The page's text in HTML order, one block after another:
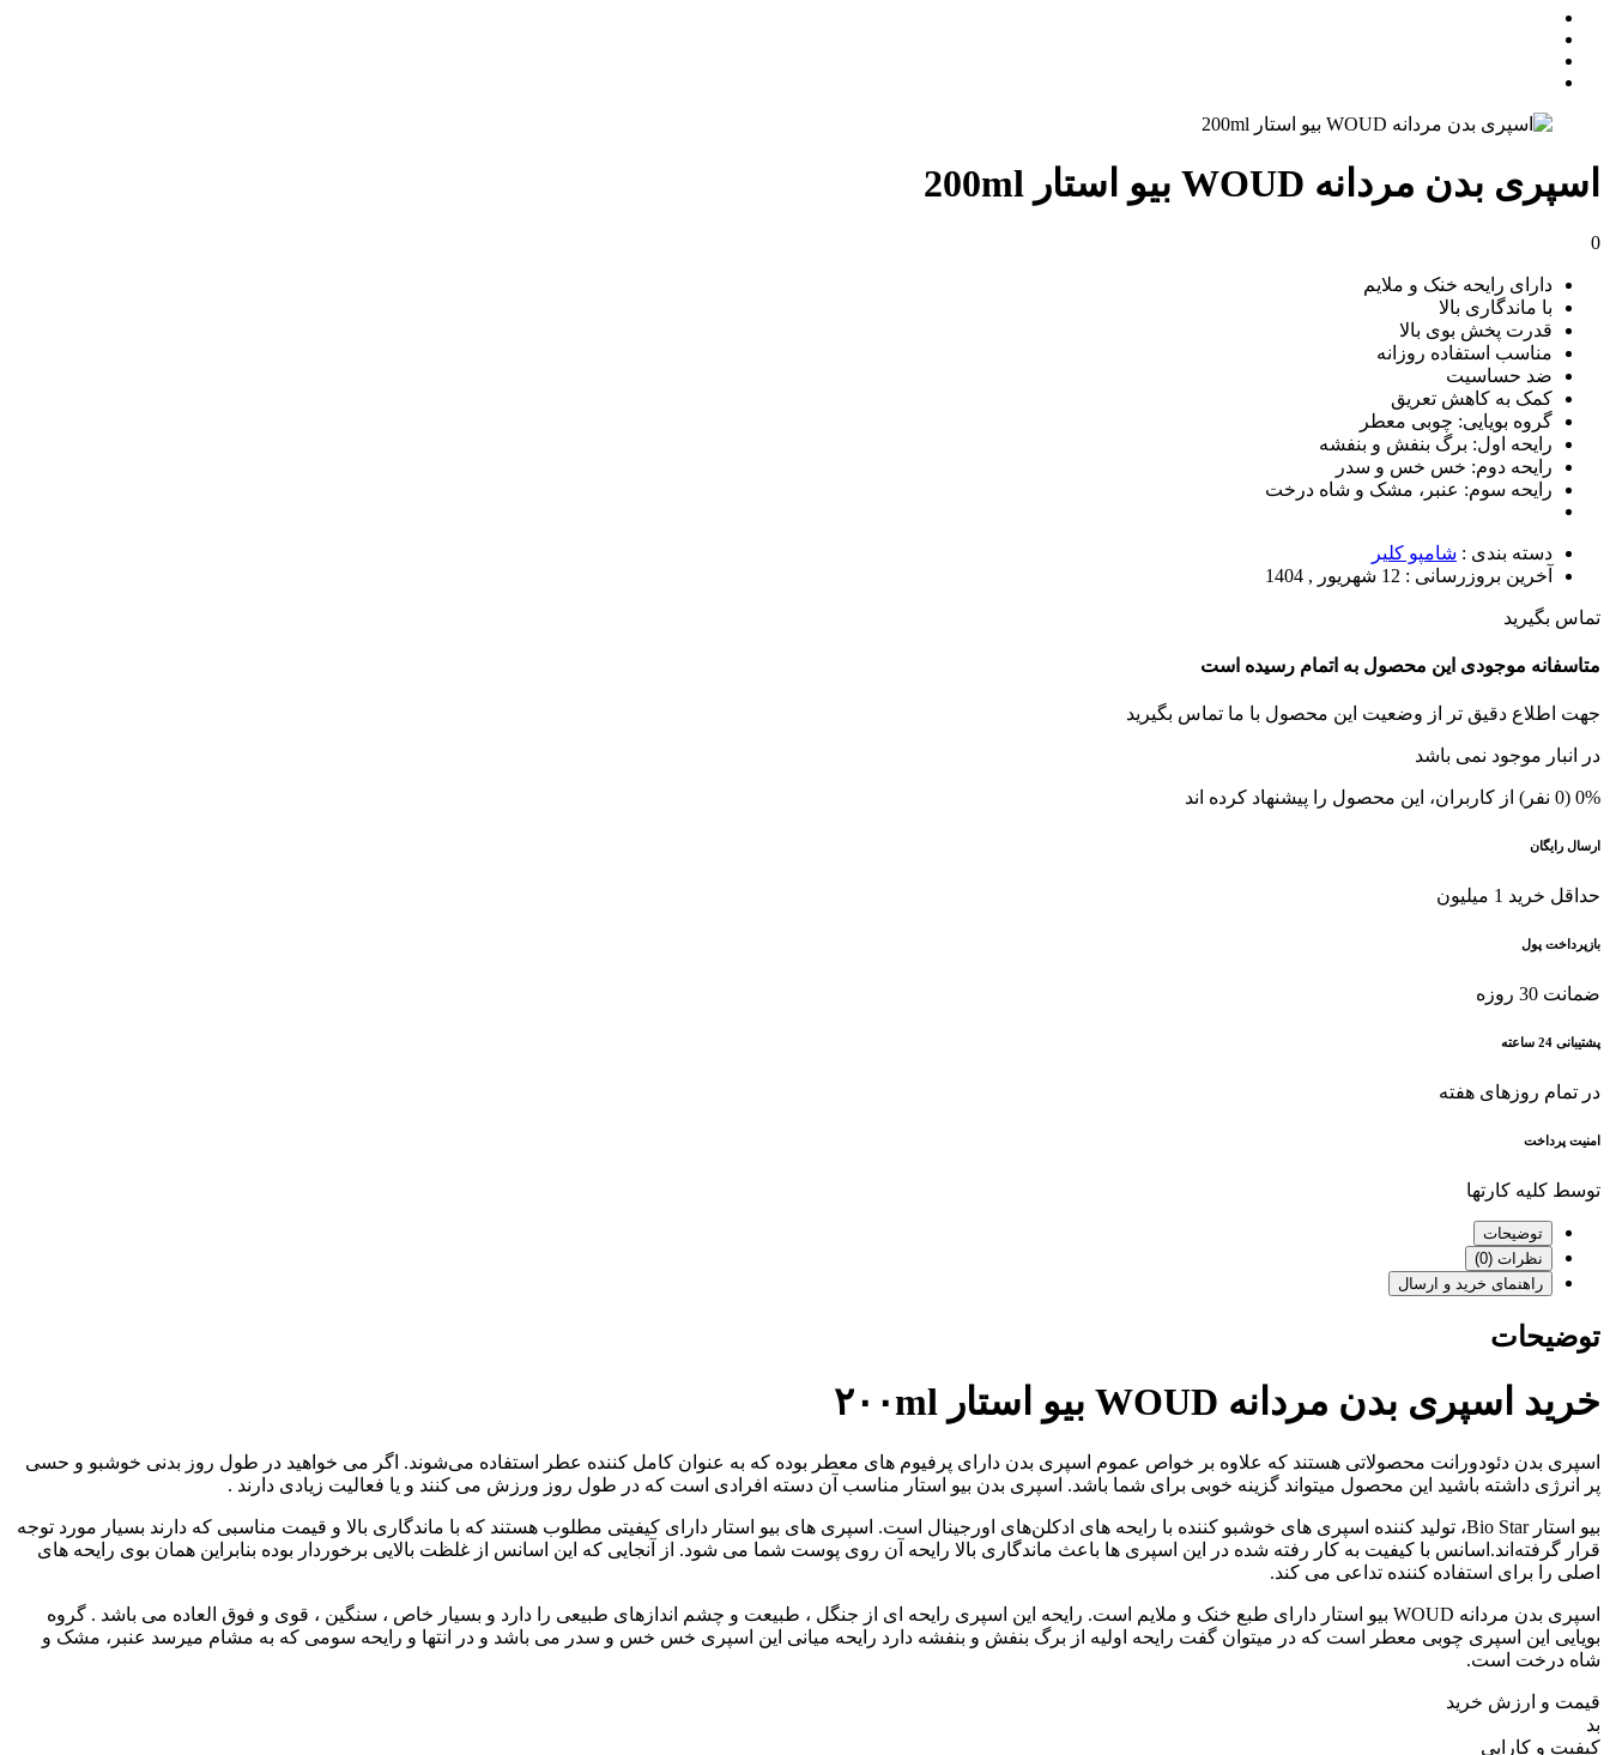
اسپری بدن مردانه WOUD بیو استار 200ml
0
دارای رایحه‌ خنک و ملایم
با ماندگاری بالا
قدرت پخش بوی بالا
مناسب استفاده روزانه
ضد حساسیت
کمک به کاهش تعریق
گروه بویایی: چوبی معطر
رایحه اول: برگ بنفش و بنفشه
رایحه دوم: خس خس و سدر
رایحه سوم: عنبر، مشک و شاه درخت
دسته بندی : شامپو کلیر
آخرین بروزرسانی : 12 شهریور , 1404
تماس بگیرید
متاسفانه موجودی این محصول به اتمام رسیده است
جهت اطلاع دقیق تر از وضعیت این محصول با ما تماس بگیرید
در انبار موجود نمی باشد
0% (0 نفر) از کاربران، این محصول را پیشنهاد کرده اند
ارسال رایگان
حداقل خرید 1 میلیون
بازپرداخت پول
ضمانت 30 روزه
پشتیبانی 24 ساعته
در تمام روزهای هفته
امنیت پرداخت
توسط کلیه کارتها
توضیحات
نظرات (0)
راهنمای خرید و ارسال
توضیحات
خرید اسپری بدن مردانه WOUD بیو استار ۲۰۰ml
اسپری بدن دئودورانت محصولاتی هستند که علاوه بر خواص عموم اسپری بدن دارای پرفیوم های معطر بوده که به عنوان کامل کننده عطر استفاده می‌شوند. اگر می خواهید در طول روز بدنی خوشبو و حسی
پر انرژی داشته باشید این محصول میتواند گزینه خوبی برای شما باشد. اسپری بدن بیو استار مناسب آن دسته افرادی است که در طول روز ورزش می کنند و یا فعالیت زیادی دارند .
بیو استار Bio Star، تولید کننده اسپری های خوشبو کننده با رایحه های ادکلن‌های اورجینال است. اسپری های بیو استار دارای کیفیتی مطلوب هستند که با ماندگاری بالا و قیمت مناسبی که دارند بسیار مورد توجه
قرار گرفته‌اند.اسانس با کیفیت به کار رفته شده در این اسپری ها باعث ماندگاری بالا رایحه آن روی پوست شما می شود. از آنجایی که این اسانس از غلظت بالایی برخوردار بوده بنابراین همان بوی رایحه های
اصلی را برای استفاده کننده تداعی می کند.
اسپری بدن مردانه WOUD بیو استار دارای طبع خنک و ملایم است. رایحه این اسپری رایحه ای از جنگل ، طبیعت و چشم اندازهای طبیعی را دارد و بسیار خاص ، سنگین ، قوی و فوق العاده می باشد . گروه
بویایی این اسپری چوبی معطر است که در میتوان گفت رایحه اولیه از برگ بنفش و بنفشه دارد رایحه میانی این اسپری خس خس و سدر می باشد و در انتها و رایحه سومی که به مشام میرسد عنبر، مشک و
شاه درخت است.
قیمت و ارزش خرید
بد
کیفیت و کارایی